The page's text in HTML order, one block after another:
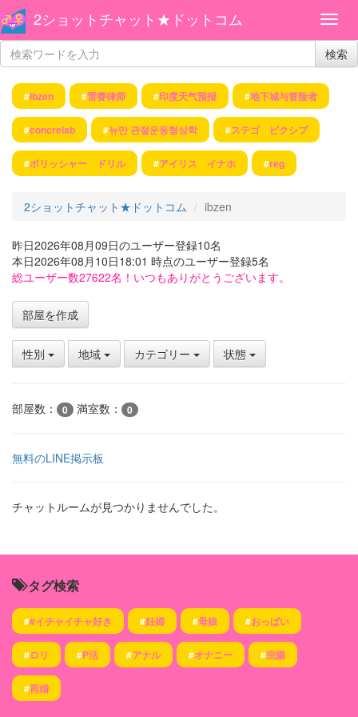
2ショットチャット★ドットコム
検索
#ibzen #雷赛律师 #印度天气预报 #地下城与冒险者
#concrelab #뉴만 관절운동형상학 #ステゴ ピクシブ
#ポリッシャー ドリル #アイリス イナホ #reg
2ショットチャット★ドットコム ibzen
昨日2026年08月09日のユーザー登録10名
本日2026年08月10日18:01 時点のユーザー登録5名
総ユーザー数27622名！いつもありがとうございます。
部屋を作成
性別 地域 カテゴリー 状態
部屋数： 0 満室数： 0
無料のLINE掲示板
チャットルームが見つかりませんでした。
タグ検索
##イチャイチャ好き #妊婦 #母娘 #おっぱい
#ロリ #P活 #アナル #オナニー #浣腸
#再婚